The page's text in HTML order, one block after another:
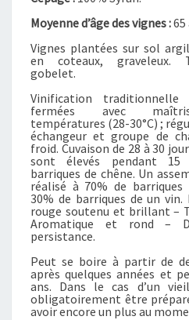
R
M
I
È
R
E
S
«
V
É
E
C
Moyenne d’âge des vignes :65
Vignes plantées sur sol
en coteaux, graveleux.
gobelet.
Vinification traditionnelle
fermées avec
températures (28-30°C) ;
échangeur et groupe de
froid. Cuvaison de 28 à 30
sont élevés pendant
barriques de chêne. Un
réalisé à 70% de barriques
30% de barriques de un vin.
rouge soutenu et brillant –
Aromatique et rond –
persistance.
Peut se boire à partir de
après quelques années et
ans. Dans le cas d’un
obligatoirement être
avoir encore un plus au